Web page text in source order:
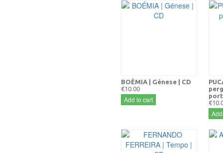
BOÉMIA | Génese | CD
€10.00
Add to cart